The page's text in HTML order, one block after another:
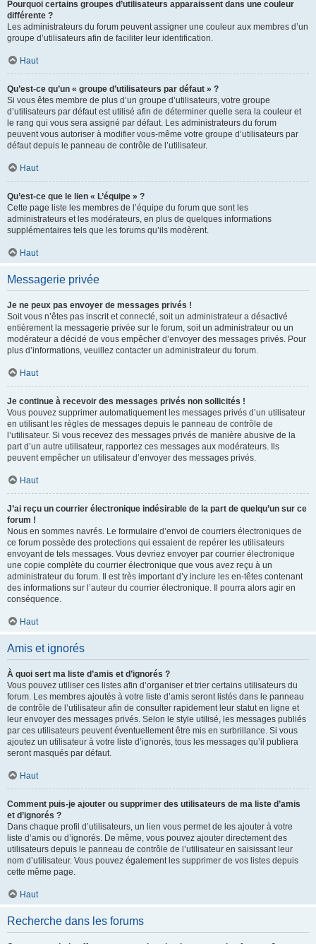
Pourquoi certains groupes d’utilisateurs apparaissent dans une couleur
différente ?
Les administrateurs du forum peuvent assigner une couleur aux membres d’un
groupe d’utilisateurs afin de faciliter leur identification.
Haut
Qu’est-ce qu’un « groupe d’utilisateurs par défaut » ?
Si vous êtes membre de plus d’un groupe d’utilisateurs, votre groupe
d’utilisateurs par défaut est utilisé afin de déterminer quelle sera la couleur et
le rang qui vous sera assigné par défaut. Les administrateurs du forum
peuvent vous autoriser à modifier vous-même votre groupe d’utilisateurs par
défaut depuis le panneau de contrôle de l’utilisateur.
Haut
Qu’est-ce que le lien « L’équipe » ?
Cette page liste les membres de l’équipe du forum que sont les
administrateurs et les modérateurs, en plus de quelques informations
supplémentaires tels que les forums qu’ils modèrent.
Haut
Messagerie privée
Je ne peux pas envoyer de messages privés !
Soit vous n’êtes pas inscrit et connecté, soit un administrateur a désactivé
entièrement la messagerie privée sur le forum, soit un administrateur ou un
modérateur a décidé de vous empêcher d’envoyer des messages privés. Pour
plus d’informations, veuillez contacter un administrateur du forum.
Haut
Je continue à recevoir des messages privés non sollicités !
Vous pouvez supprimer automatiquement les messages privés d’un utilisateur
en utilisant les règles de messages depuis le panneau de contrôle de
l’utilisateur. Si vous recevez des messages privés de manière abusive de la
part d’un autre utilisateur, rapportez ces messages aux modérateurs. Ils
peuvent empêcher un utilisateur d’envoyer des messages privés.
Haut
J’ai reçu un courrier électronique indésirable de la part de quelqu’un sur ce
forum !
Nous en sommes navrés. Le formulaire d’envoi de courriers électroniques de
ce forum possède des protections qui essaient de repérer les utilisateurs
envoyant de tels messages. Vous devriez envoyer par courrier électronique
une copie complète du courrier électronique que vous avez reçu à un
administrateur du forum. Il est très important d’y inclure les en-têtes contenant
des informations sur l’auteur du courrier électronique. Il pourra alors agir en
conséquence.
Haut
Amis et ignorés
À quoi sert ma liste d’amis et d’ignorés ?
Vous pouvez utiliser ces listes afin d’organiser et trier certains utilisateurs du
forum. Les membres ajoutés à votre liste d’amis seront listés dans le panneau
de contrôle de l’utilisateur afin de consulter rapidement leur statut en ligne et
leur envoyer des messages privés. Selon le style utilisé, les messages publiés
par ces utilisateurs peuvent éventuellement être mis en surbrillance. Si vous
ajoutez un utilisateur à votre liste d’ignorés, tous les messages qu’il publiera
seront masqués par défaut.
Haut
Comment puis-je ajouter ou supprimer des utilisateurs de ma liste d’amis
et d’ignorés ?
Dans chaque profil d’utilisateurs, un lien vous permet de les ajouter à votre
liste d’amis ou d’ignorés. De même, vous pouvez ajouter directement des
utilisateurs depuis le panneau de contrôle de l’utilisateur en saisissant leur
nom d’utilisateur. Vous pouvez également les supprimer de vos listes depuis
cette même page.
Haut
Recherche dans les forums